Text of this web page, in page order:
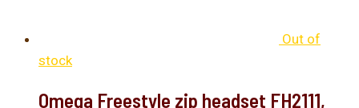
Out of
stock
Omega Freestyle zip headset FH2111,